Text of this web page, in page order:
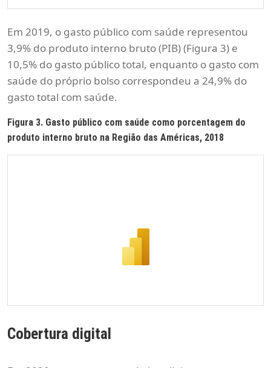
Em 2019, o gasto público com saúde representou
3,9% do produto interno bruto (PIB) (Figura 3) e
10,5% do gasto público total, enquanto o gasto com
saúde do próprio bolso correspondeu a 24,9% do
gasto total com saúde.
Figura 3. Gasto público com saúde como porcentagem do
produto interno bruto na Região das Américas, 2018
Cobertura digital